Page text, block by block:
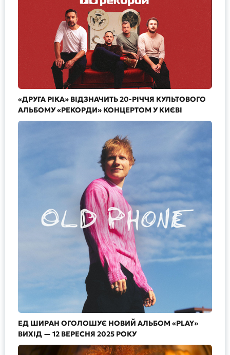
«ДРУГА РІКА» ВІДЗНАЧИТЬ 20-РІЧЧЯ КУЛЬТОВОГО
АЛЬБОМУ «РЕКОРДИ» КОНЦЕРТОМ У КИЄВІ
ЕД ШИРАН ОГОЛОШУЄ НОВИЙ АЛЬБОМ «PLAY»
ВИХІД — 12 ВЕРЕСНЯ 2025 РОКУ